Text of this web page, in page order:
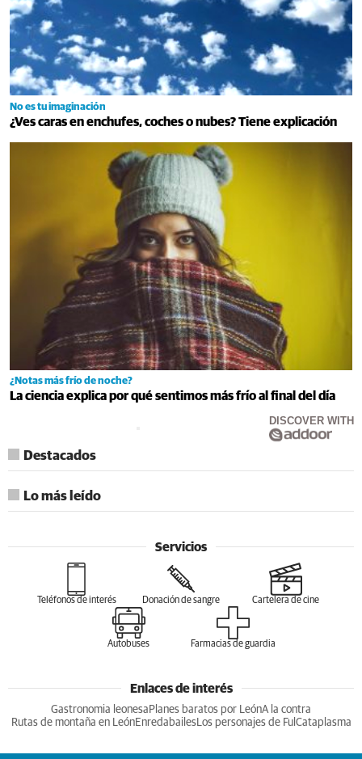
No es tu imaginación
¿Ves caras en enchufes, coches o nubes? Tiene explicación
¿Notas más frío de noche?
La ciencia explica por qué sentimos más frío al final del día
DISCOVER WITH
Destacados
Lo más leído
Servicios
Teléfonos de interés Donación de sangre Cartelera de cine
Autobuses Farmacias de guardia
Enlaces de interés
Gastronomia leonesa Planes baratos por LeónA la contra
Rutas de montaña en LeónEnredabailesLos personajes de Ful Cataplasma